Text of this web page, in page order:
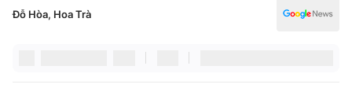
Xã hội
Văn hóa - Giải trí
Đỗ Hòa, Hoa Trà